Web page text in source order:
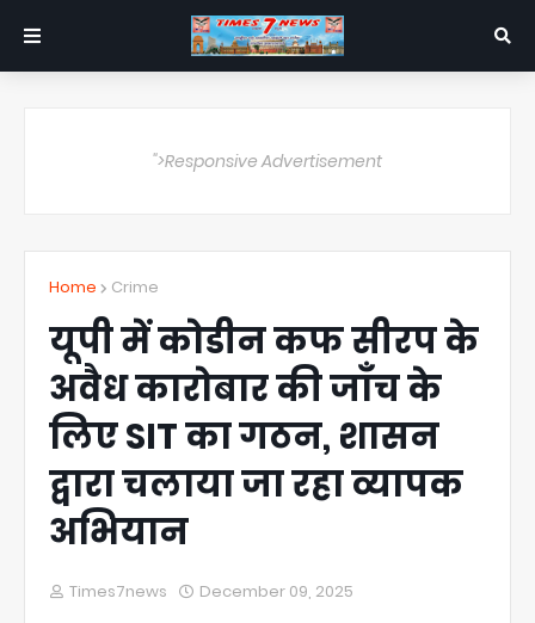
">Responsive Advertisement
Home Crime
यूपी में कोडीन कफ सीरप के
अवैध कारोबार की जाँच के
लिए SIT का गठन, शासन
द्वारा चलाया जा रहा व्यापक
अभियान
Times7news December 09, 2025